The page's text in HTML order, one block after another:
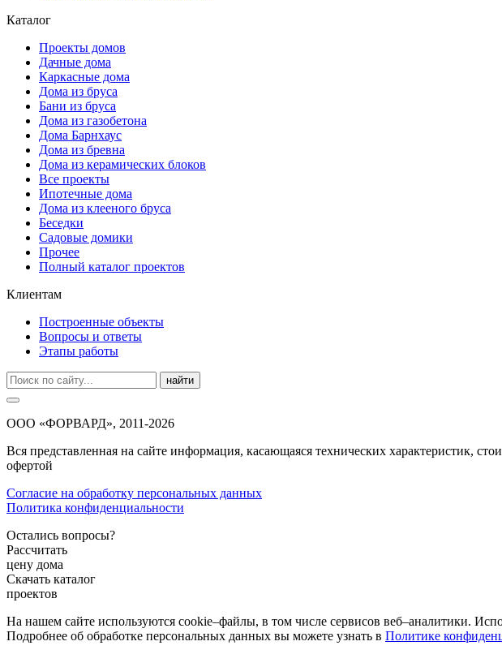
Каталог
Проекты домов
Дачные дома
Каркасные дома
Дома из бруса
Бани из бруса
Дома из газобетона
Дома Барнхаус
Дома из бревна
Дома из керамических блоков
Все проекты
Ипотечные дома
Дома из клееного бруса
Беседки
Садовые домики
Прочее
Полный каталог проектов
Клиентам
Построенные объекты
Вопросы и ответы
Этапы работы
найти
ООО «ФОРВАРД», 2011-2026
Вся представленная на сайте информация, касающаяся технических характеристик,
офертой
Согласие на обработку персональных данных
Политика конфиденциальности
Остались вопросы?
Рассчитать
цену дома
Скачать каталог
проектов
На нашем сайте используются cookie–файлы, в том числе сервисов веб–аналитики.
Подробнее об обработке персональных данных вы можете узнать в Политике